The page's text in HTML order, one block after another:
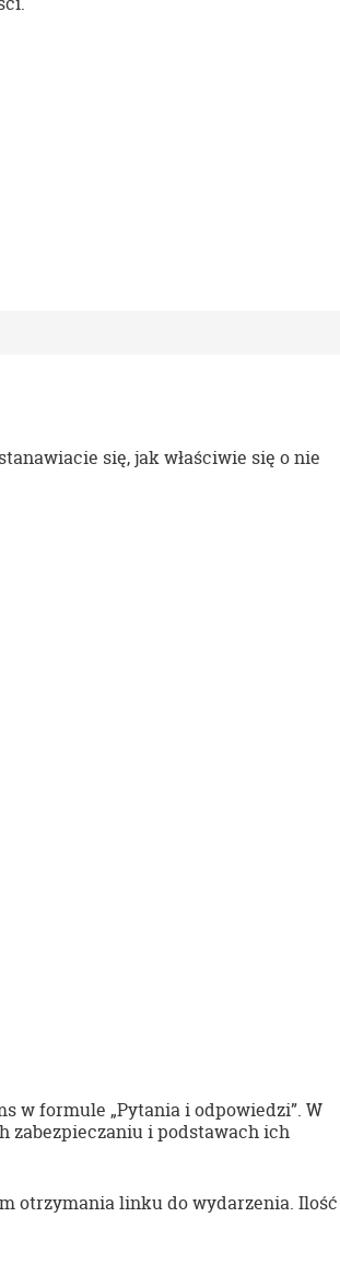
się, jak właściwie się o nie
w formule „Pytania i odpowiedzi”. W
zabezpieczaniu i podstawach ich
otrzymania linku do wydarzenia. Ilość